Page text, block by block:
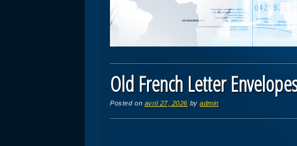
Old French Letter
Posted on avril 27, 2026 byadmin